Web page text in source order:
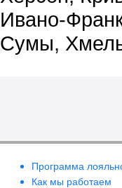
Ивано-
Сумы,
Программа
Как мы работаем